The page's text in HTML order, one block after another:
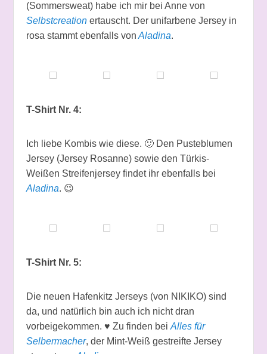
(Sommersweat) habe ich mir bei Anne von
Selbstcreation ertauscht. Der unifarbene Jersey in
rosa stammt ebenfalls von Aladina.
T-Shirt Nr. 4:
Ich liebe Kombis wie diese. 🙂 Den Pusteblumen
Jersey (Jersey Rosanne) sowie den Türkis-
Weißen Streifenjersey findet ihr ebenfalls bei
Aladina. 😉
T-Shirt Nr. 5:
Die neuen Hafenkitz Jerseys (von NIKIKO) sind
da, und natürlich bin auch ich nicht dran
vorbeigekommen. ♥ Zu finden bei Alles für
Selbermacher, der Mint-Weiß gestreifte Jersey